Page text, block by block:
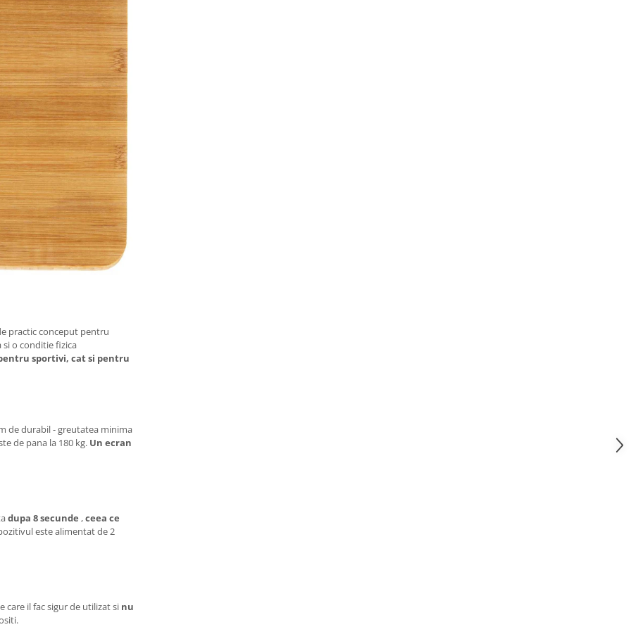
practic conceput pentru
si o conditie fizica
sportivi, cat si pentru
de durabil - greutatea minima
de pana la 180 kg. Un ecran
dupa 8 secunde ,ceea ce
este alimentat de 2
care il fac sigur de utilizat si nu